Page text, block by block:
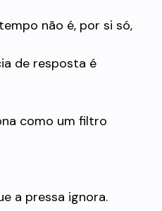
não é, por si só,
de resposta é
como um filtro
a pressa ignora.